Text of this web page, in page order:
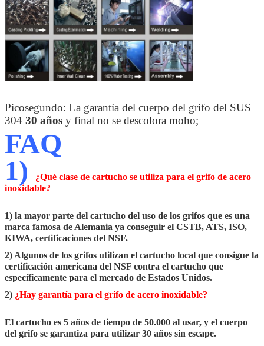
Picosegundo: La garantía del cuerpo del grifo del SUS
304 30 años y final no se descolora moho;
FAQ
1)
¿Qué clase de cartucho se utiliza para el grifo de acero
inoxidable?
1) la mayor parte del cartucho del uso de los grifos que es una
marca famosa de Alemania ya conseguir el CSTB, ATS, ISO,
KIWA, certificaciones del NSF.
2) Algunos de los grifos utilizan el cartucho local que consigue la
certificación americana del NSF contra el cartucho que
específicamente para el mercado de Estados Unidos.
2) ¿Hay garantía para el grifo de acero inoxidable?
El cartucho es 5 años de tiempo de 50.000 al usar, y el cuerpo
del grifo se garantiza para utilizar 30 años sin escape.